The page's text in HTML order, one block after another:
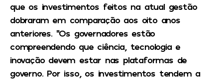
que os investimentos feitos na atual gestão
dobraram em comparação aos oito anos
anteriores. “Os governadores estão
compreendendo que ciência, tecnologia e
inovação devem estar nas plataformas de
governo. Por isso, os investimentos tendem a